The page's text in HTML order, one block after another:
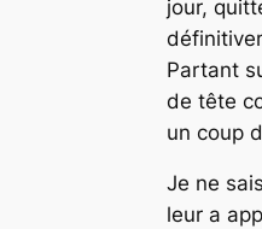
jour,
Partant
de tête
un coup
Je ne
leur a